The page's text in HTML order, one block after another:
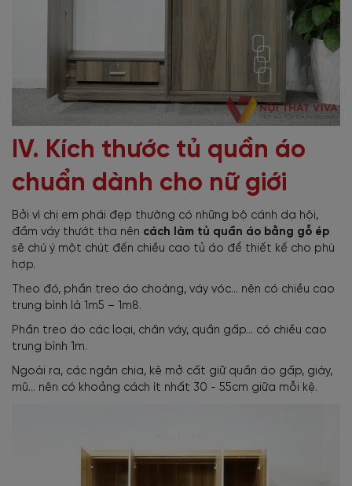
IV. Kích thước tủ quần áo
chuẩn dành cho nữ giới
Bởi vì chị em phái đẹp thường có những bộ cánh dạ hội,
đầm váy thướt tha nên cách làm tủ quần áo bằng gỗ ép
sẽ chú ý một chút đến chiều cao tủ áo để thiết kế cho phù
hợp.
Theo đó, phần treo áo choàng, váy vóc… nên có chiều cao
trung bình là 1m5 – 1m8.
Phần treo áo các loại, chân váy, quần gấp… có chiều cao
trung bình 1m.
Ngoài ra, các ngăn chia, kệ mở cất giữ quần áo gấp, giày,
mũ... nên có khoảng cách ít nhất 30 - 55cm giữa mỗi kệ.